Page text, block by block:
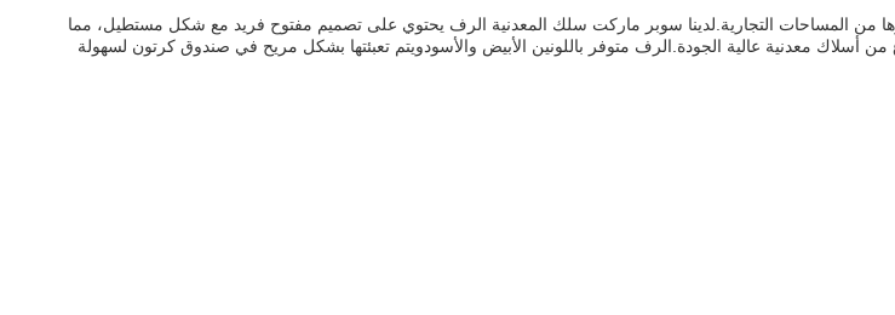
من المساحات التجارية.لدينا سوبر ماركت سلك المعدنية الرف يحتوي على تصميم مفتوح فريد مع شكل مستطيل، مما
أسلاك معدنية عالية الجودة.الرف متوفر باللونين الأبيض والأسودويتم تعبئتها بشكل مريح في صندوق كرتون لسهولة